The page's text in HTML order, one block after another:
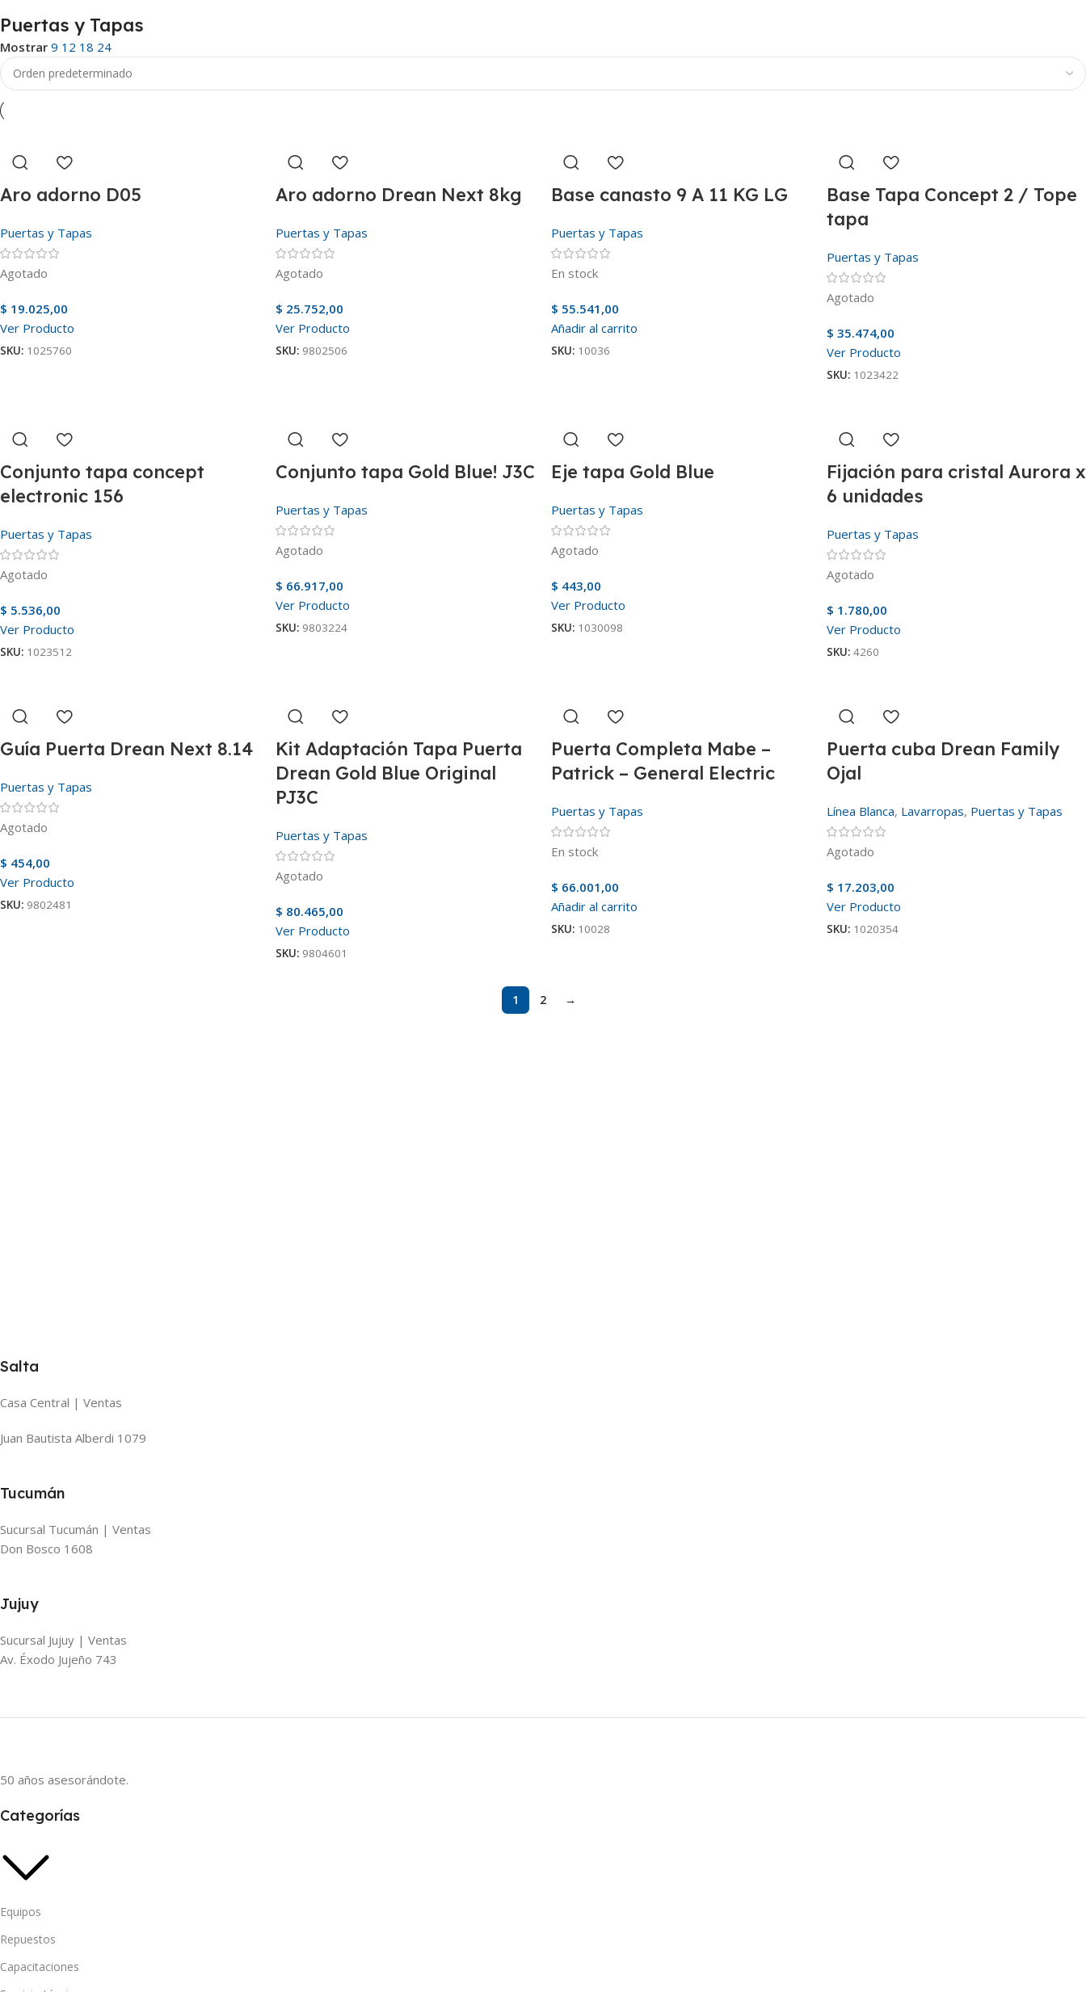
Puertas y Tapas
Mostrar 9 12 18 24
Aro adorno D05
Puertas y Tapas
Agotado
$ 19.025,00
Ver Producto
SKU: 1025760
Aro adorno Drean Next 8kg
Puertas y Tapas
Agotado
$ 25.752,00
Ver Producto
SKU: 9802506
Base canasto 9 A 11 KG LG
Puertas y Tapas
En stock
$ 55.541,00
Añadir al carrito
SKU: 10036
Base Tapa Concept 2 / Tope
tapa
Puertas y Tapas
Agotado
$ 35.474,00
Ver Producto
SKU: 1023422
Conjunto tapa concept
electronic 156
Puertas y Tapas
Agotado
$ 5.536,00
Ver Producto
SKU: 1023512
Conjunto tapa Gold Blue! J3C
Puertas y Tapas
Agotado
$ 66.917,00
Ver Producto
SKU: 9803224
Eje tapa Gold Blue
Puertas y Tapas
Agotado
$ 443,00
Ver Producto
SKU: 1030098
Fijación para cristal Aurora x
6 unidades
Puertas y Tapas
Agotado
$ 1.780,00
Ver Producto
SKU: 4260
Guía Puerta Drean Next 8.14
Puertas y Tapas
Agotado
$ 454,00
Ver Producto
SKU: 9802481
Kit Adaptación Tapa Puerta
Drean Gold Blue Original
PJ3C
Puertas y Tapas
Agotado
$ 80.465,00
Ver Producto
SKU: 9804601
Puerta Completa Mabe –
Patrick – General Electric
Puertas y Tapas
En stock
$ 66.001,00
Añadir al carrito
SKU: 10028
Puerta cuba Drean Family
Ojal
Línea Blanca, Lavarropas, Puertas y Tapas
Agotado
$ 17.203,00
Ver Producto
SKU: 1020354
1 2 →
Salta
Casa Central | Ventas
Juan Bautista Alberdi 1079
Tucumán
Sucursal Tucumán | Ventas
Don Bosco 1608
Jujuy
Sucursal Jujuy | Ventas
Av. Éxodo Jujeño 743
50 años asesorándote.
Categorías
Equipos
Repuestos
Capacitaciones